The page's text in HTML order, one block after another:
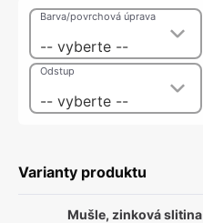
-- vyberte --
Barva/povrchová úprava
-- vyberte --
Odstup
Varianty produktu
Mušle, zinková slitina